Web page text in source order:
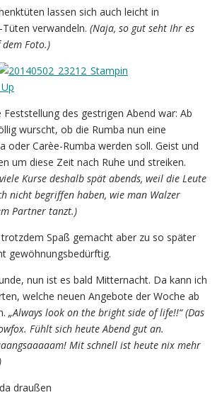
lassen sich auch leicht in
verwandeln. (Naja, so gut seht Ihr es
Foto.)
Feststellung des gestrigen Abend war: Ab
wurscht, ob die Rumba nun eine
oder Carèe-Rumba werden soll. Geist und
um diese Zeit nach Ruhe und streiken.
Kurse deshalb spät abends, weil die Leute
nicht begriffen haben, wie man Walzer
Partner tanzt.)
Spaß gemacht aber zu so später
gewöhnungsbedürftig.
nun ist es bald Mitternacht. Da kann ich
welche neuen Angebote der Woche ab
„Always look on the bright side of life!!“ (Das
Fühlt sich heute Abend gut an.
Mit schnell ist heute nix mehr
draußen